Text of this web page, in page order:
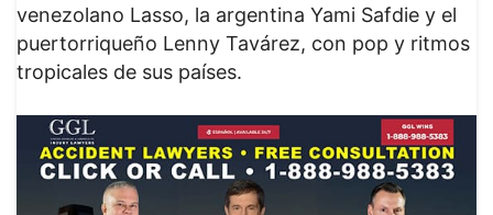
venezolano Lasso, la argentina Yami Safdie y el
puertorriqueño Lenny Tavárez, con pop y ritmos
tropicales de sus países.